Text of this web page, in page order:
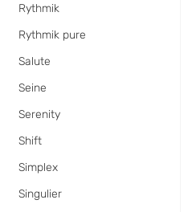
Rythmik
Rythmik pure
Salute
Seine
Serenity
Shift
Simplex
Singulier